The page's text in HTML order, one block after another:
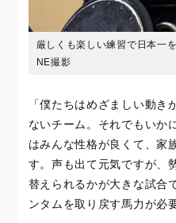
厳しくも楽しい練習で日本一
NE撮影
「僕たちはめざましい動
ないチーム。それでもいか
はみんな性格が良くて、家
す。声も出て元気ですが、
替えられるかが大きな試合
ンタムを取り戻す馬力が必